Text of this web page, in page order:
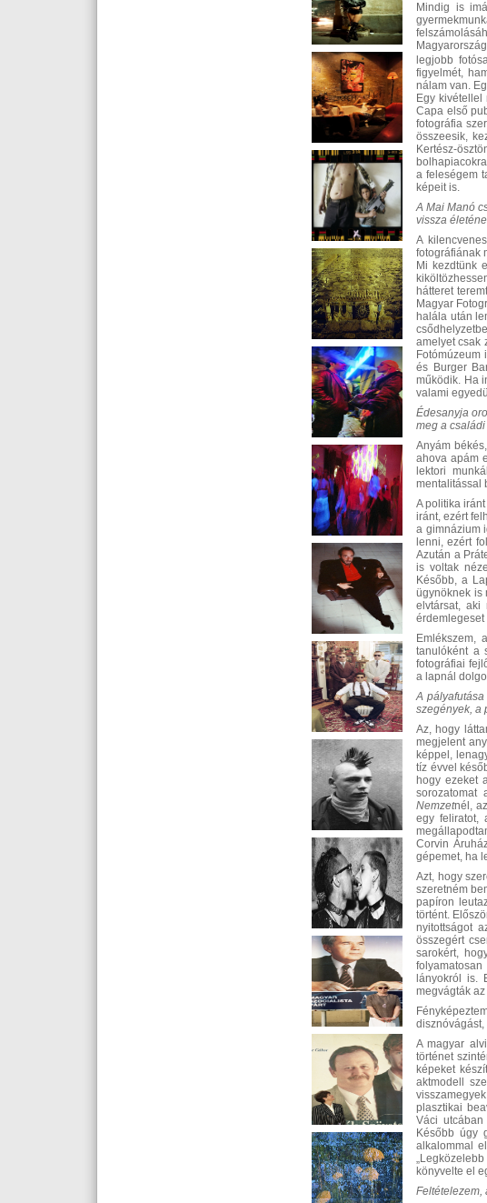
Mindig is
legjobb
figyelmét,
nálam van.
Egy kivétellel
Capa első
fotográfia
összeesik,
Kertész-
a feleségem
képeit is.
AMai Manó
vissza
A
fotográfiának
Mi kezdtünk
hátteret
Magyar
halála után
amelyet csak
Fotómúzeum
és Burger
működik. Ha
valami
Édesanyja
meg a
Anyám
ahova apám
lektori
mentalitással
A politika
iránt, ezért
a gimnázium
lenni, ezért
Azután a
is voltak
Később, a
ügynöknek is
elvtársat, aki
érdemlegeset
Emlékszem,
tanulóként a
fotográfiai
a lapnál
A
szegények, a
Az, hogy
megjelent
képpel,
tíz évvel
hogy ezeket
sorozatomat
Nemzetnél,
egy feliratot,
Corvin
gépemet, ha
Azt, hogy
szeretném
papíron
történt.
nyitottságot
összegért
sarokért,
lányokról is.
megvágták
disznóvágást,
A magyar
történet
képeket
aktmodell
plasztikai
Váci
Később úgy
alkalommal
könyvelte el
Feltételezem,